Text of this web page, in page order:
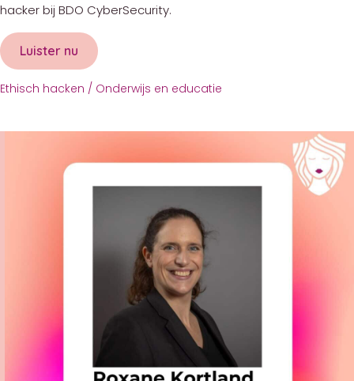
hacker bij BDO CyberSecurity.
Luister nu about Ouissal Touhaf
Ethisch hacken / Onderwijs en educatie